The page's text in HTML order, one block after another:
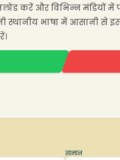
करें और विभिन्न मंडियों
भाषा में आसानी से
सामान